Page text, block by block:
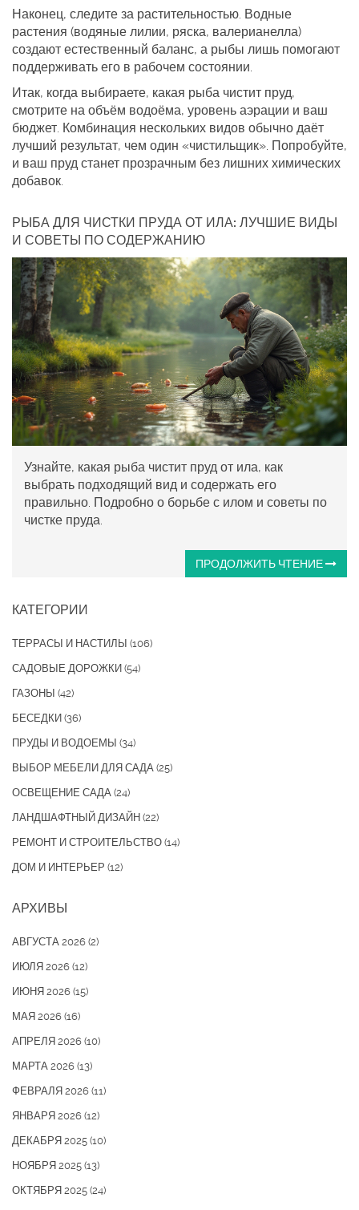
Наконец, следите за растительностью. Водные
растения (водяные лилии, ряска, валерианелла)
создают естественный баланс, а рыбы лишь помогают
поддерживать его в рабочем состоянии.
Итак, когда выбираете, какая рыба чистит пруд,
смотрите на объём водоёма, уровень аэрации и ваш
бюджет. Комбинация нескольких видов обычно даёт
лучший результат, чем один «чистильщик». Попробуйте,
и ваш пруд станет прозрачным без лишних химических
добавок.
РЫБА ДЛЯ ЧИСТКИ ПРУДА ОТ ИЛА: ЛУЧШИЕ ВИДЫ
И СОВЕТЫ ПО СОДЕРЖАНИЮ
Узнайте, какая рыба чистит пруд от ила, как
выбрать подходящий вид и содержать его
правильно. Подробно о борьбе с илом и советы по
чистке пруда.
ПРОДОЛЖИТЬ ЧТЕНИЕ
КАТЕГОРИИ
ТЕРРАСЫ И НАСТИЛЫ (106)
САДОВЫЕ ДОРОЖКИ (54)
ГАЗОНЫ (42)
БЕСЕДКИ (36)
ПРУДЫ И ВОДОЕМЫ (34)
ВЫБОР МЕБЕЛИ ДЛЯ САДА (25)
ОСВЕЩЕНИЕ САДА (24)
ЛАНДШАФТНЫЙ ДИЗАЙН (22)
РЕМОНТ И СТРОИТЕЛЬСТВО (14)
ДОМ И ИНТЕРЬЕР (12)
АРХИВЫ
АВГУСТА 2026 (2)
ИЮЛЯ 2026 (12)
ИЮНЯ 2026 (15)
МАЯ 2026 (16)
АПРЕЛЯ 2026 (10)
МАРТА 2026 (13)
ФЕВРАЛЯ 2026 (11)
ЯНВАРЯ 2026 (12)
ДЕКАБРЯ 2025 (10)
НОЯБРЯ 2025 (13)
ОКТЯБРЯ 2025 (24)